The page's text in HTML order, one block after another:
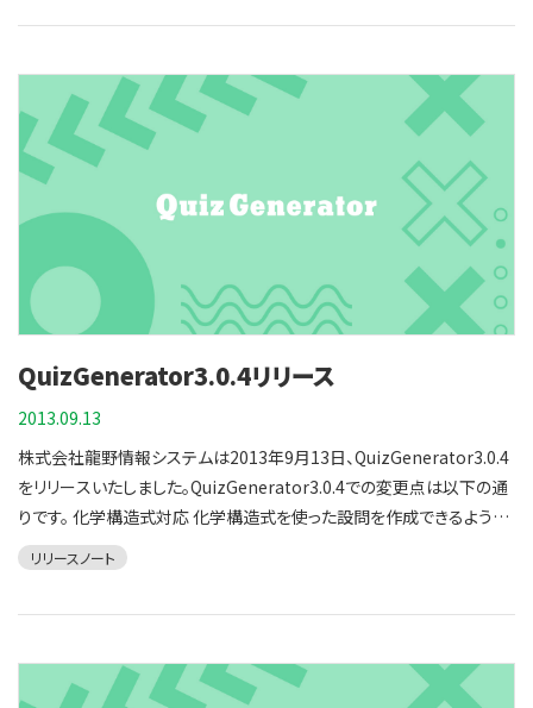
ォルト値 説明 font-size 16px フォントサイズを指定します。必ずpxな
どの単位を指定して下さい。 lang ja 何も指定しないと日本語のインタ
ーフェースが使用されます。enを指定すると英語のインターフェースに
切り替わります。
QuizGenerator3.0.4リリース
2013.09.13
株式会社龍野情報システムは2013年9月13日、QuizGenerator3.0.4
をリリースいたしました。QuizGenerator3.0.4での変更点は以下の通
りです。 化学構造式対応 化学構造式を使った設問を作成できるように
なりました。化学構造式をxymtex形式で記述しておくと、画像としてプ
レイヤーに組み込まれます。そのため、PCやスマートフォンの各種ブラ
全一致するよう回答しなければ正答となりませんでしたが、今回追加
した出題形式では指定したキーワードが全て含まれていれば正解とな
リリースノート